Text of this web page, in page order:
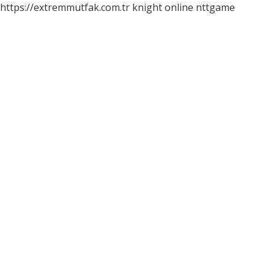
https://extremmutfak.com.tr knight online nttgame